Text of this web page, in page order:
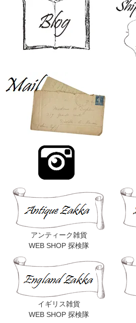
アンティーク雑貨
WEB SHOP 探検隊
イギリス雑貨
WEB SHOP 探検隊